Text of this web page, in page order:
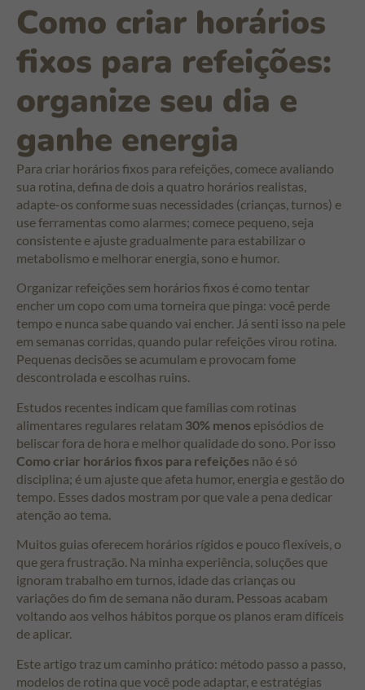
Como criar horários
fixos para refeições:
organize seu dia e
ganhe energia
Para criar horários fixos para refeições, comece avaliando
sua rotina, defina de dois a quatro horários realistas,
adapte-os conforme suas necessidades (crianças, turnos) e
use ferramentas como alarmes; comece pequeno, seja
consistente e ajuste gradualmente para estabilizar o
metabolismo e melhorar energia, sono e humor.
Organizar refeições sem horários fixos é como tentar
encher um copo com uma torneira que pinga: você perde
tempo e nunca sabe quando vai encher. Já senti isso na pele
em semanas corridas, quando pular refeições virou rotina.
Pequenas decisões se acumulam e provocam fome
descontrolada e escolhas ruins.
Estudos recentes indicam que famílias com rotinas
alimentares regulares relatam 30% menos episódios de
beliscar fora de hora e melhor qualidade do sono. Por isso
Como criar horários fixos para refeições não é só
disciplina; é um ajuste que afeta humor, energia e gestão do
tempo. Esses dados mostram por que vale a pena dedicar
atenção ao tema.
Muitos guias oferecem horários rígidos e pouco flexíveis, o
que gera frustração. Na minha experiência, soluções que
ignoram trabalho em turnos, idade das crianças ou
variações do fim de semana não duram. Pessoas acabam
voltando aos velhos hábitos porque os planos eram difíceis
de aplicar.
Este artigo traz um caminho prático: método passo a passo,
modelos de rotina que você pode adaptar, e estratégias